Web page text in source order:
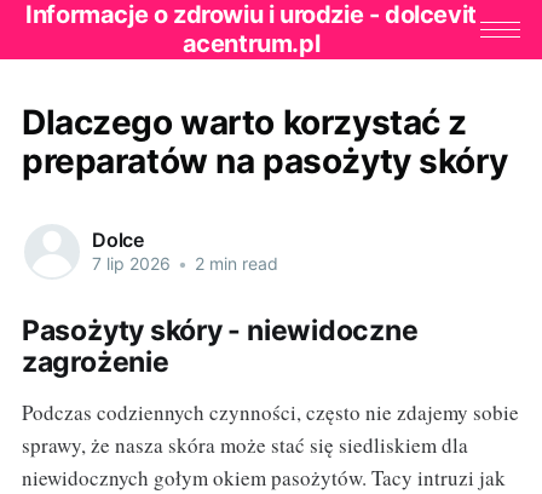
Informacje o zdrowiu i urodzie - dolcevit
acentrum.pl
Dlaczego warto korzystać z
preparatów na pasożyty skóry
Dolce
7 lip 2026 • 2 min read
Pasożyty skóry - niewidoczne
zagrożenie
Podczas codziennych czynności, często nie zdajemy sobie
sprawy, że nasza skóra może stać się siedliskiem dla
niewidocznych gołym okiem pasożytów. Tacy intruzi jak